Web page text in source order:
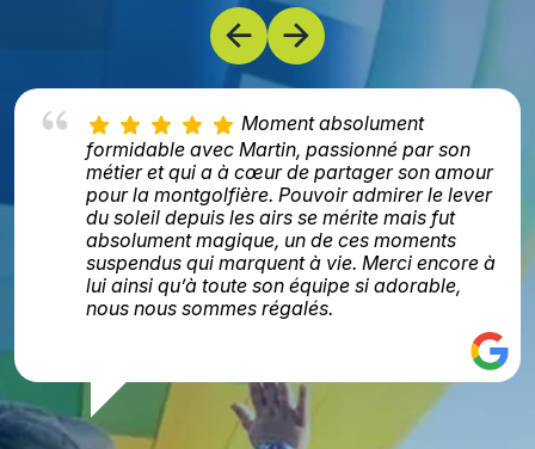
Moment absolument
formidable avec Martin, passionné par son
métier et qui a à cœur de partager son amour
pour la montgolfière. Pouvoir admirer le lever
du soleil depuis les airs se mérite mais fut
absolument magique, un de ces moments
suspendus qui marquent à vie. Merci encore à
lui ainsi qu’à toute son équipe si adorable,
nous nous sommes régalés.